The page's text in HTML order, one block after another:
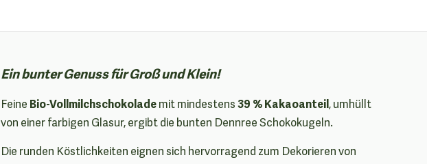
Ein bunter Genuss für Groß und Klein!
Feine Bio-Vollmilchschokolademit mindestens39 % Kakaoanteil, umhüllt
von einer farbigen Glasur, ergibt die bunten Dennree Schokokugeln.
Die runden Köstlichkeiten eignen sich hervorragend zum Dekorieren von